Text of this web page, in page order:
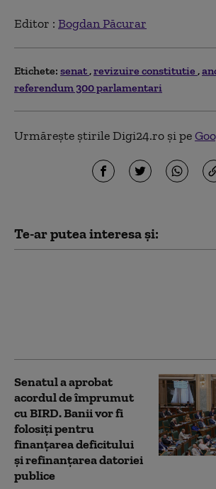
Editor : Bogdan Păcurar
Etichete: senat revizuire constitutie
referendum 300 parlamentari
Urmărește știrile Digi24.ro și pe
Te-ar putea interesa și:
Senatul a aprobat
acordul de împrumut
cu BIRD. Banii vor fi
folosiți pentru
finanțarea deficitului
și refinanțarea datoriei
publice